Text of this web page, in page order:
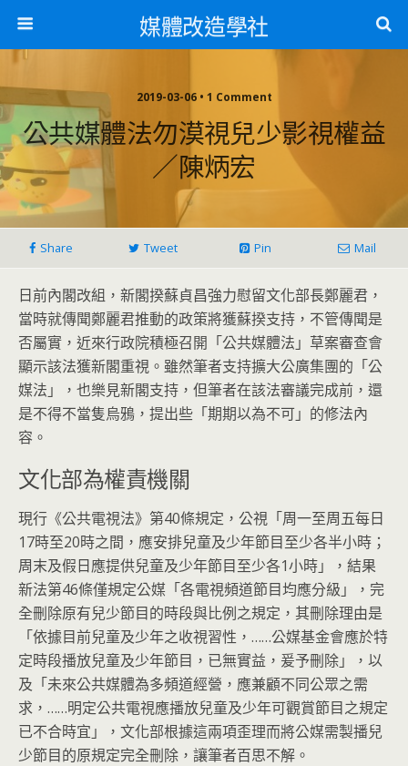
媒體改造學社
2019-03-06 • 1 Comment
公共媒體法勿漠視兒少影視權益
／陳炳宏
Share Tweet Pin Mail
日前內閣改組，新閣揆蘇貞昌強力慰留文化部長鄭麗君，
當時就傳聞鄭麗君推動的政策將獲蘇揆支持，不管傳聞是
否屬實，近來行政院積極召開「公共媒體法」草案審查會
顯示該法獲新閣重視。雖然筆者支持擴大公廣集團的「公
媒法」，也樂見新閣支持，但筆者在該法審議完成前，還
是不得不當隻烏鴉，提出些「期期以為不可」的修法內
容。
文化部為權責機關
現行《公共電視法》第40條規定，公視「周一至周五每日
17時至20時之間，應安排兒童及少年節目至少各半小時；
周末及假日應提供兒童及少年節目至少各1小時」，結果
新法第46條僅規定公媒「各電視頻道節目均應分級」，完
全刪除原有兒少節目的時段與比例之規定，其刪除理由是
「依據目前兒童及少年之收視習性，……公媒基金會應於特
定時段播放兒童及少年節目，已無實益，爰予刪除」，以
及「未來公共媒體為多頻道經營，應兼顧不同公眾之需
求，……明定公共電視應播放兒童及少年可觀賞節目之規定
已不合時宜」，文化部根據這兩項歪理而將公媒需製播兒
少節目的原規定完全刪除，讓筆者百思不解。